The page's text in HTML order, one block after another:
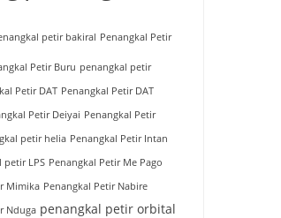
petir bakiral Penangkal Petir
Petir Buru penangkal petir
Petir DAT Penangkal Petir DAT
Petir Deiyai Penangkal Petir
petir helia Penangkal Petir Intan
petir LPS Penangkal Petir Me Pago
Mimika Penangkal Petir Nabire
Nduga penangkal petir orbital